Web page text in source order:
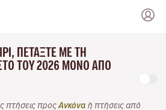
ΠΕΤΆΞΤΕ ΜΕ ΤΗ
ΤΟΥ 2026 ΜΌΝΟ ΑΠΌ
πτήσεις προς Ανκόνα ή πτήσεις από